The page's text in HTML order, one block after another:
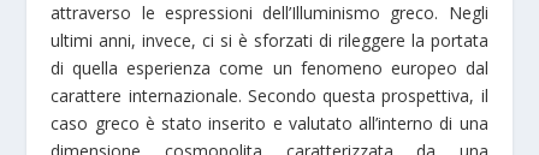
attraverso le espressioni dell’Illuminismo greco. Negli
ultimi anni, invece, ci si è sforzati di rileggere la portata
di quella esperienza come un fenomeno europeo dal
carattere internazionale. Secondo questa prospettiva, il
caso greco è stato inserito e valutato all’interno di una